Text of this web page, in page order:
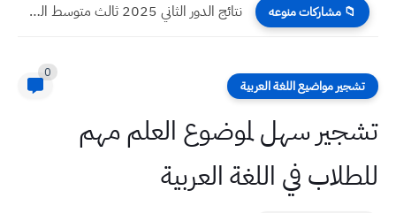
📁 مشاركات منوعه نتائج الدور الثاني 2025 ثالث متوسط الرصافة الثانية
تشجير مواضيع اللغة العربية
0
تشجير سهل لموضوع العلم مهم
للطلاب في اللغة العربية